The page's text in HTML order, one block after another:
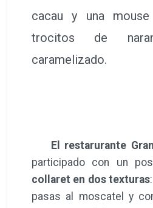
cacau y una
trocitos de
caramelizado.
El restarurante
participado con un
collaret en dos texturas
pasas al moscatel y